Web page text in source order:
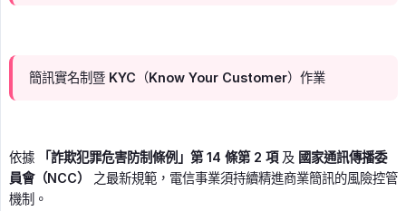
簡訊實名制暨 KYC（Know Your Customer）作業
依據 「詐欺犯罪危害防制條例」第 14 條第 2 項及 國家通訊傳播委
員會（NCC）
之最新規範，電信事業須持續精進商業簡訊的風險控管
機制。